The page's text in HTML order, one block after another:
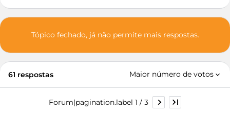
Tópico fechado, já não permite mais respostas.
61 respostas Maior número de votos
Forum|pagination.label 1 / 3